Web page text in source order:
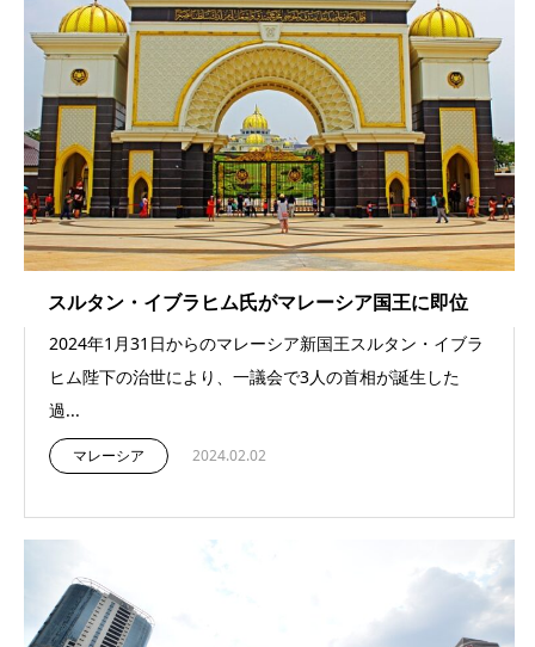
スルタン・イブラヒム氏がマレーシア国王に即位
2024年1月31日からのマレーシア新国王スルタン・イブラ
ヒム陛下の治世により、一議会で3人の首相が誕生した
過...
マレーシア 2024.02.02